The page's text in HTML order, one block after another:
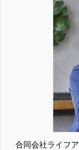
合同会社ライフ